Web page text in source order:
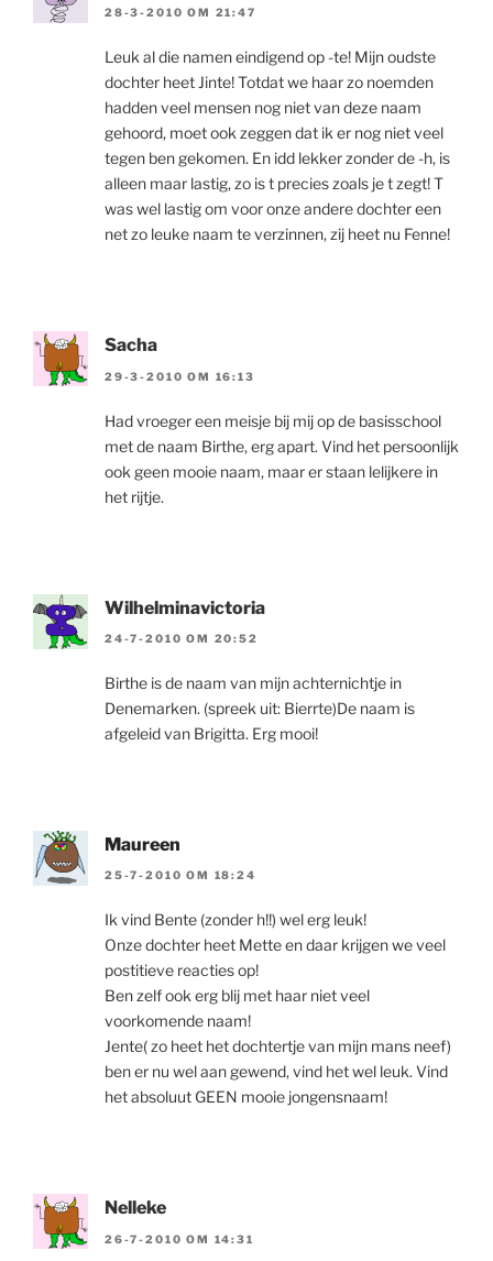
28-3-2010 OM 21:47
Leuk al die namen eindigend op -te! Mijn oudste
dochter heet Jinte! Totdat we haar zo noemden
hadden veel mensen nog niet van deze naam
gehoord, moet ook zeggen dat ik er nog niet veel
tegen ben gekomen. En idd lekker zonder de -h, is
alleen maar lastig, zo is t precies zoals je t zegt! T
was wel lastig om voor onze andere dochter een
net zo leuke naam te verzinnen, zij heet nu Fenne!
Sacha
29-3-2010 OM 16:13
Had vroeger een meisje bij mij op de basisschool
met de naam Birthe, erg apart. Vind het persoonlijk
ook geen mooie naam, maar er staan lelijkere in
het rijtje.
Wilhelminavictoria
24-7-2010 OM 20:52
Birthe is de naam van mijn achternichtje in
Denemarken. (spreek uit: Bierrte)De naam is
afgeleid van Brigitta. Erg mooi!
Maureen
25-7-2010 OM 18:24
Ik vind Bente (zonder h!!) wel erg leuk!
Onze dochter heet Mette en daar krijgen we veel
postitieve reacties op!
Ben zelf ook erg blij met haar niet veel
voorkomende naam!
Jente( zo heet het dochtertje van mijn mans neef)
ben er nu wel aan gewend, vind het wel leuk. Vind
het absoluut GEEN mooie jongensnaam!
Nelleke
26-7-2010 OM 14:31